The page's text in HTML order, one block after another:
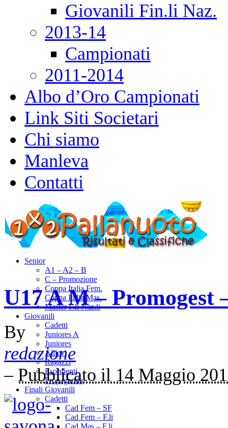
Giovanili Fin.li Naz.
2013-14
Campionati
2011-2014
Albo d’Oro Campionati
Link Siti Societari
Chi siamo
Manleva
Contatti
Senior
A1 – A2 – B
C – Promozione
Coppa Italia Fem.
Coppa Italia Mas.
Master F.li Naz.li
Giovanili
Cadetti
Juniores A
Juniores
Allievi
Ragazzi
Esordienti
Propaganda
Finali Giovanili
Cadetti
Cad Fem – SF
Cad Fem – F.li
Cad Mas – F.li
U17 A M – Promogest
By
redazione
– Pubblicato il 14 Maggio